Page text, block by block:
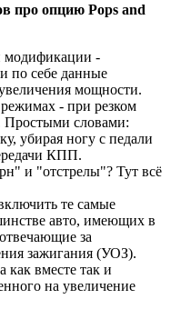
про опцию Pops and
модификации -
по себе данные
мощности.
- при резком
Простыми словами:
убирая ногу с педали
КПП.
и "отстрелы"? Тут всё
те самые
авто, имеющих в
за
зажигания (УОЗ).
как вместе так и
на увеличение